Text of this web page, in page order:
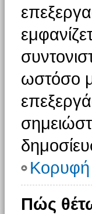
ωστόσο
Κορυφή
Πώς